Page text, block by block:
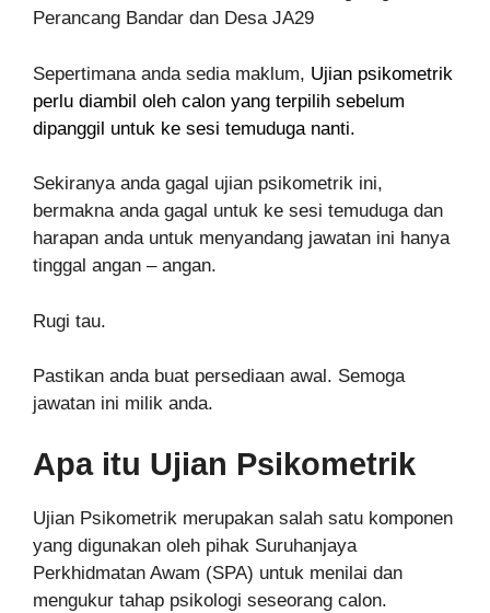
Sepertimana anda sedia maklum, Ujian psikometrik
perlu diambil oleh calon yang terpilih sebelum
dipanggil untuk ke sesi temuduga nanti.
Sekiranya anda gagal ujian psikometrik ini,
bermakna anda gagal untuk ke sesi temuduga dan
harapan anda untuk menyandang jawatan ini hanya
tinggal angan – angan.
Rugi tau.
Pastikan anda buat persediaan awal. Semoga
jawatan ini milik anda.
Apa itu Ujian Psikometrik
Ujian Psikometrik merupakan salah satu komponen
yang digunakan oleh pihak Suruhanjaya
Perkhidmatan Awam (SPA) untuk menilai dan
mengukur tahap psikologi seseorang calon.